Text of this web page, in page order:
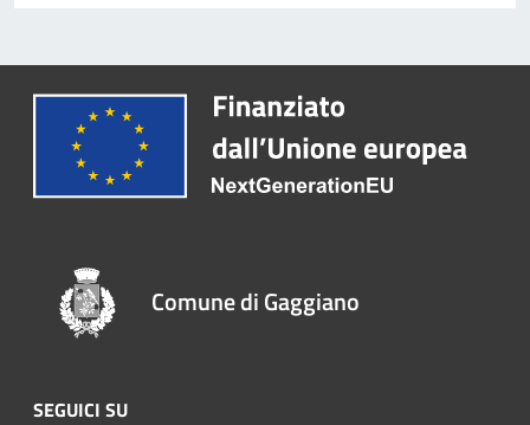
Comune di Gaggiano
SEGUICI SU